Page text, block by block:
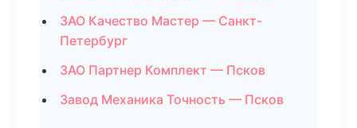
ЗАО Качество Мастер — Санкт-
Петербург
ЗАО Партнер Комплект — Псков
Завод Механика Точность — Псков